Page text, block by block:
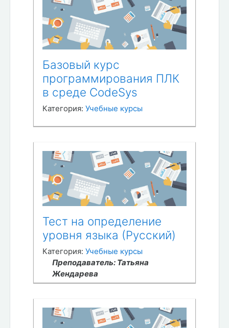
Базовый курс
программирования ПЛК
в среде CodeSys
Категория: Учебные курсы
Тест на определение
уровня языка (Русский)
Категория: Учебные курсы
Преподаватель: Татьяна
Жендарева
Тьютор: Екатерина Карпец
Александровна Петрова